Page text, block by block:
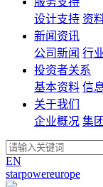
设计支持 资
新闻资讯
公司新闻 行
投资者关系
基本资料 信
关于我们
企业概况 集
EN
starpowereurope